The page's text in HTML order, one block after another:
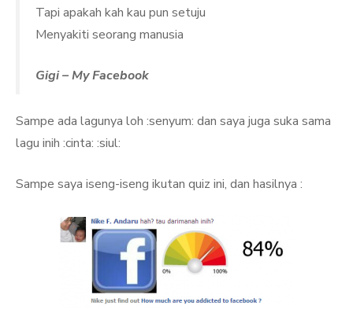
Tapi apakah kah kau pun setuju
Menyakiti seorang manusia
Gigi – My Facebook
Sampe ada lagunya loh :senyum: dan saya juga suka sama
lagu inih :cinta: :siul:
Sampe saya iseng-iseng ikutan quiz ini, dan hasilnya :